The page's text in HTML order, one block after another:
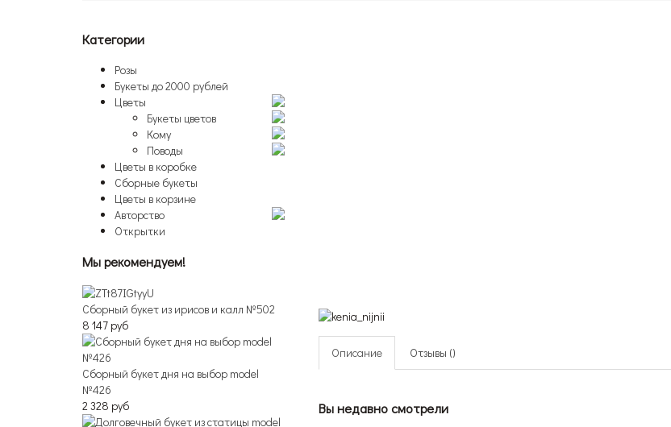
Описание Отзывы ()
Вы недавно смотрели
Категории
Розы
Букеты до 2000 рублей
Цветы
Букеты цветов
Кому
Поводы
Цветы в коробке
Сборные букеты
Цветы в корзине
Авторство
Открытки
Мы рекомендуем!
Сборный букет из ирисов и калл №502
8 147 руб
Сборный букет дня на выбор model
№426
2 328 руб